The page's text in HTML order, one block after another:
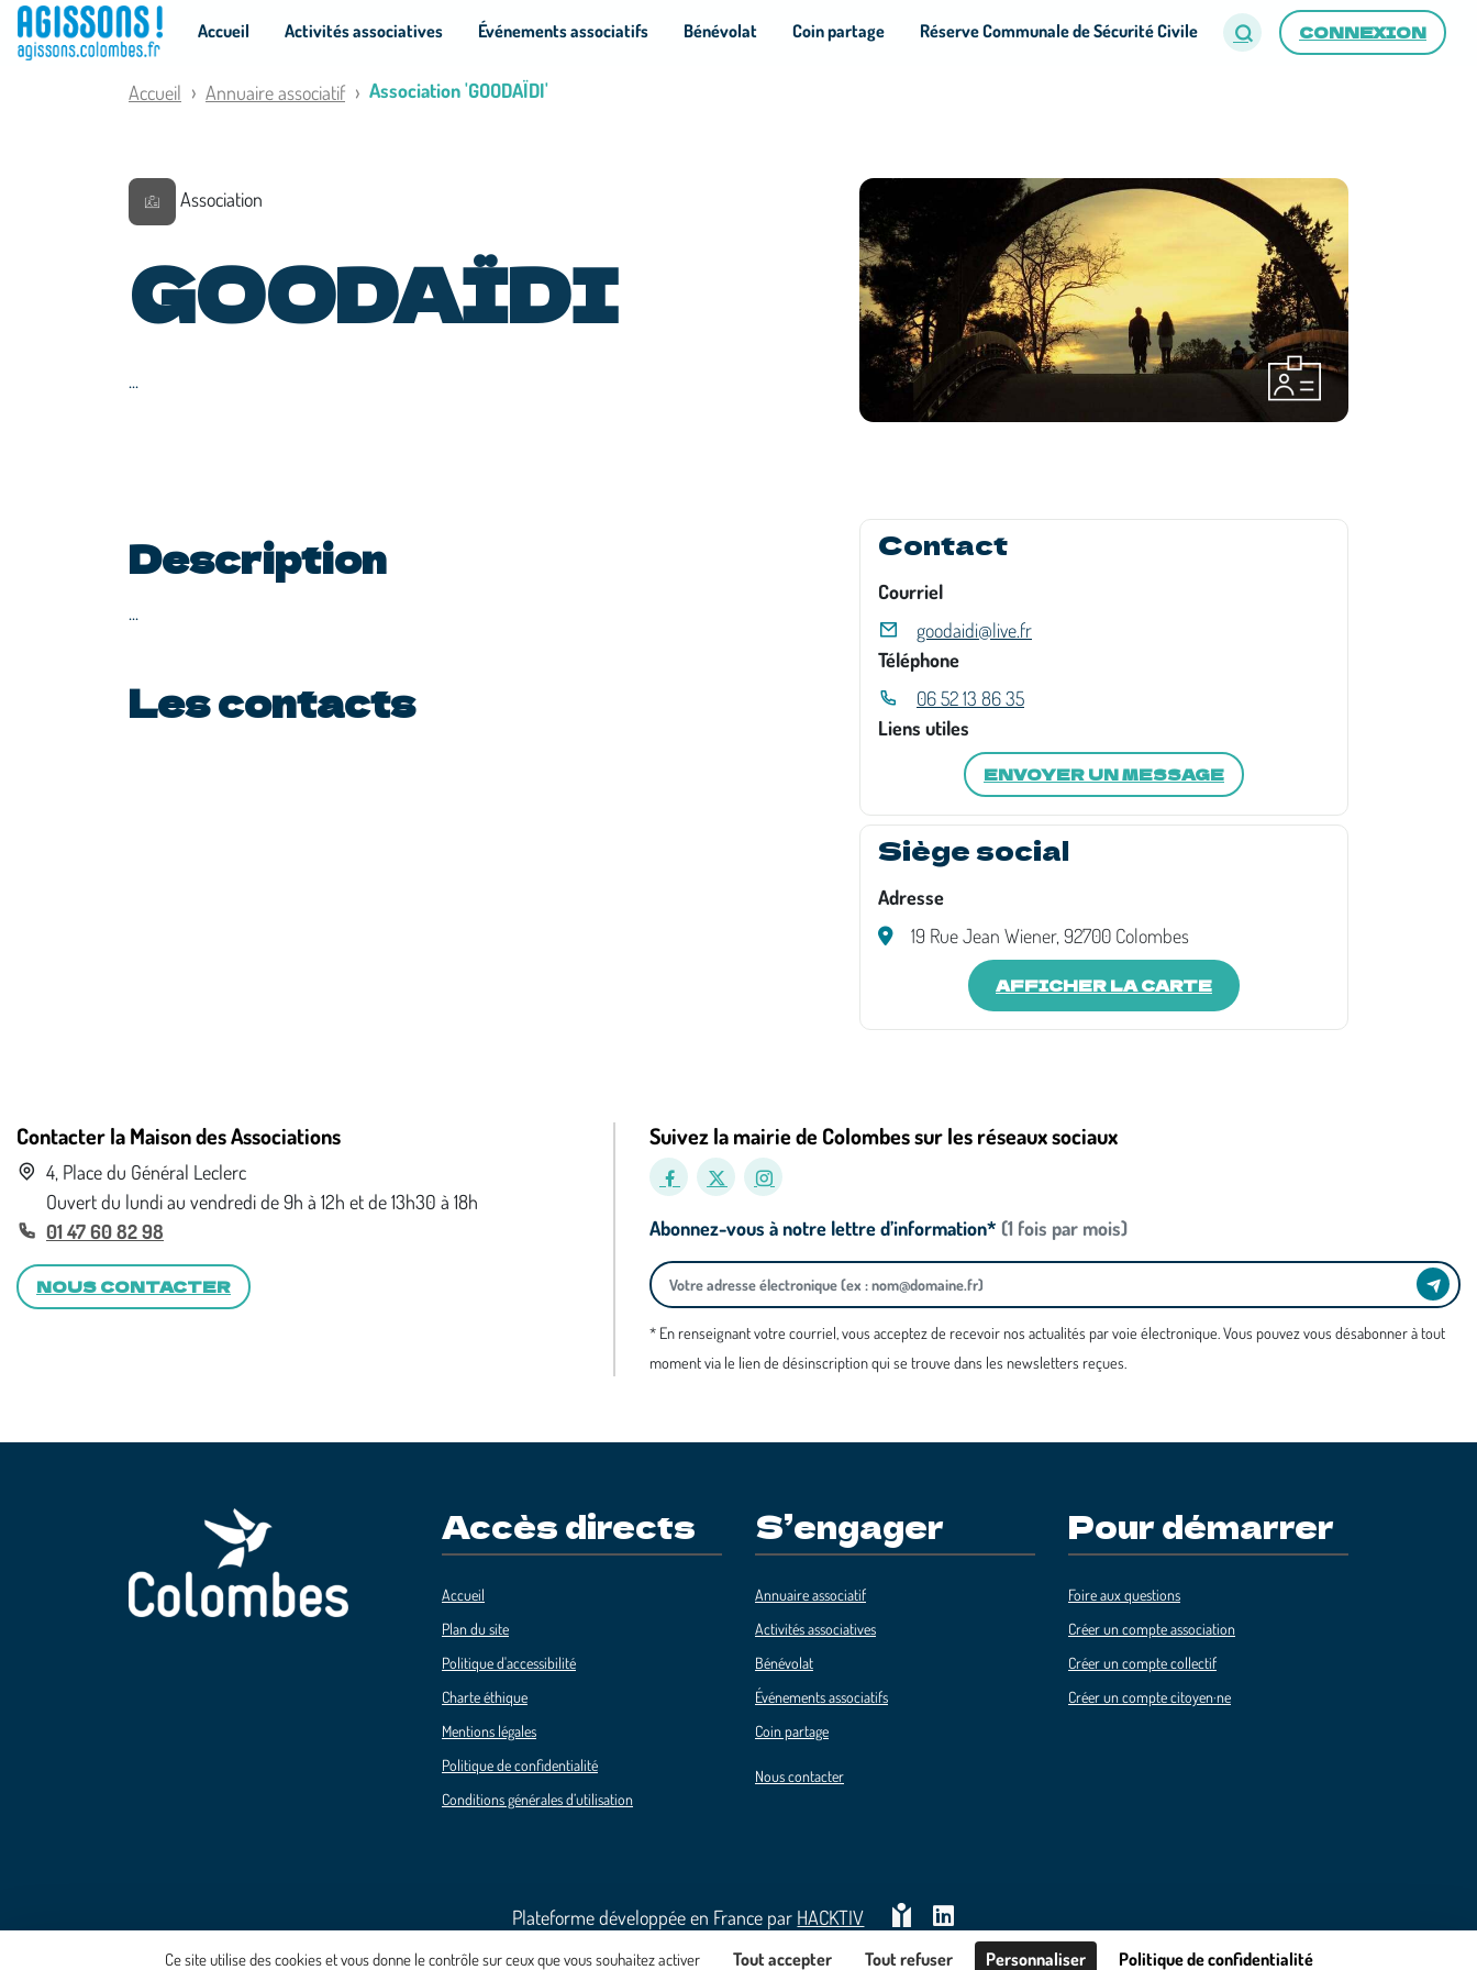
CONNEXION
Accueil Activités associatives Événements associatifs Bénévolat Coin partage Réserve Communale de Sécurité Civile
Accueil Annuaire associatif Association 'GOODAÏDI'
Association
GOODAÏDI
...
Description
...
Les contacts
Contact
Courriel
goodaidi@live.fr
Téléphone
06 52 13 86 35
Liens utiles
ENVOYER UN MESSAGE
Siège social
Adresse
19 Rue Jean Wiener, 92700 Colombes
AFFICHER LA CARTE
Contacter la Maison des Associations
4, Place du Général Leclerc
Ouvert du lundi au vendredi de 9h à 12h et de 13h30 à 18h
01 47 60 82 98
NOUS CONTACTER
Suivez la mairie de Colombes sur les réseaux sociaux
Abonnez-vous à notre lettre d’information* (1 fois par mois)
* En renseignant votre courriel, vous acceptez de recevoir nos actualités par voie électronique. Vous pouvez vous désabonner à tout
moment via le lien de désinscription qui se trouve dans les newsletters reçues.
Accès directs
Accueil
Plan du site
Politique d'accessibilité
Charte éthique
Mentions légales
Politique de confidentialité
Conditions générales d’utilisation
S’engager
Annuaire associatif
Activités associatives
Bénévolat
Événements associatifs
Coin partage
Nous contacter
Pour démarrer
Foire aux questions
Créer un compte association
Créer un compte collectif
Créer un compte citoyen·ne
Plateforme développée en France par HACKTIV
Panneau de gestion des cookies
Ce site utilise des cookies et vous donne le contrôle sur ceux que vous souhaitez activer Tout accepter Tout refuser Personnaliser Politique de confidentialité